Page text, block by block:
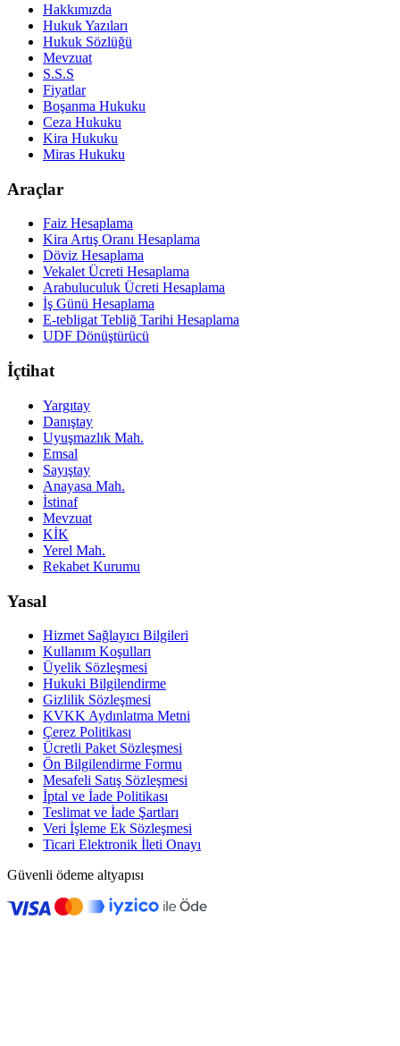
Hakkımızda
Hukuk Yazıları
Hukuk Sözlüğü
Mevzuat
S.S.S
Fiyatlar
Boşanma Hukuku
Ceza Hukuku
Kira Hukuku
Miras Hukuku
Araçlar
Faiz Hesaplama
Kira Artış Oranı Hesaplama
Döviz Hesaplama
Vekalet Ücreti Hesaplama
Arabuluculuk Ücreti Hesaplama
İş Günü Hesaplama
E-tebligat Tebliğ Tarihi Hesaplama
UDF Dönüştürücü
İçtihat
Yargıtay
Danıştay
Uyuşmazlık Mah.
Emsal
Sayıştay
Anayasa Mah.
İstinaf
Mevzuat
KİK
Yerel Mah.
Rekabet Kurumu
Yasal
Hizmet Sağlayıcı Bilgileri
Kullanım Koşulları
Üyelik Sözleşmesi
Hukuki Bilgilendirme
Gizlilik Sözleşmesi
KVKK Aydınlatma Metni
Çerez Politikası
Ücretli Paket Sözleşmesi
Ön Bilgilendirme Formu
Mesafeli Satış Sözleşmesi
İptal ve İade Politikası
Teslimat ve İade Şartları
Veri İşleme Ek Sözleşmesi
Ticari Elektronik İleti Onayı
Güvenli ödeme altyapısı